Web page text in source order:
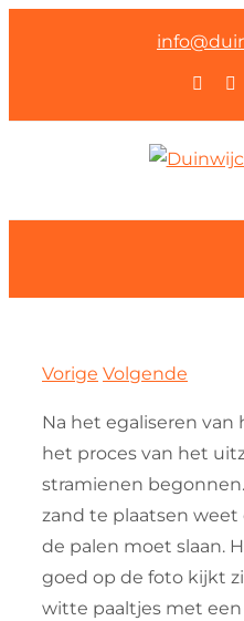
Vorige Volgende
Na het egaliseren van
het proces van het
stramienen
zand te plaatsen weet
de palen moet slaan.
goed op de foto kijkt
witte paaltjes met